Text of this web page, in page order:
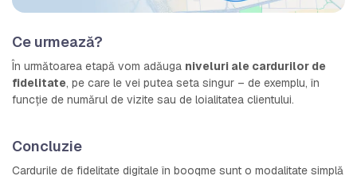
Ce urmează?
În următoarea etapă vom adăuga niveluri ale cardurilor de
fidelitate, pe care le vei putea seta singur – de exemplu, în
funcție de numărul de vizite sau de loialitatea clientului.
Concluzie
Cardurile de fidelitate digitale în booqme sunt o modalitate simplă